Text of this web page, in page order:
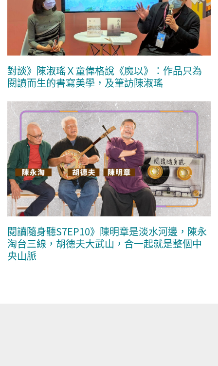
對談》陳淑瑤Ｘ童偉格說《魔以》：作品只為
閱讀而生的書寫美學，及筆訪陳淑瑤
閱讀隨身聽S7EP10》陳明章是淡水河邊，陳永
淘台三線，胡德夫大武山，合一起就是整個中
央山脈